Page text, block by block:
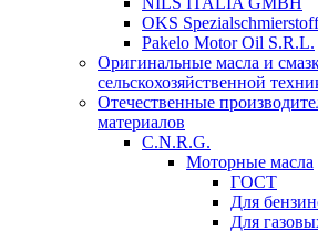
OKS
Pakelo Motor Oil S.R.L.
Оригинальные масла и
сельскохозяйственной
Отечественные
материалов
C.N.R.G.
Моторные масла
ГОСТ
Для
Для